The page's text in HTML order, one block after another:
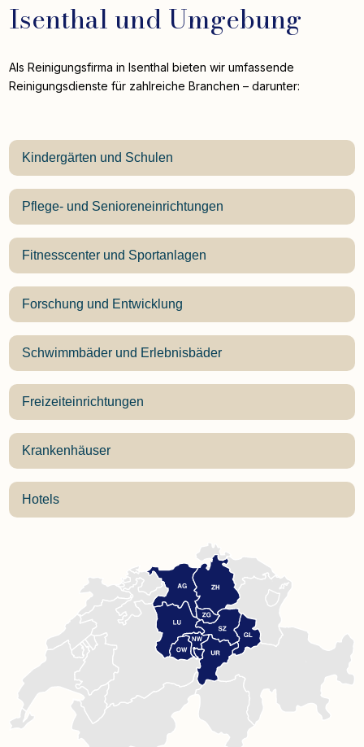
Isenthal und Umgebung
Als Reinigungsfirma in Isenthal bieten wir umfassende
Reinigungsdienste für zahlreiche Branchen – darunter:
Kindergärten und Schulen
Pflege- und Senioreneinrichtungen
Fitnesscenter und Sportanlagen
Forschung und Entwicklung
Schwimmbäder und Erlebnisbäder
Freizeiteinrichtungen
Krankenhäuser
Hotels